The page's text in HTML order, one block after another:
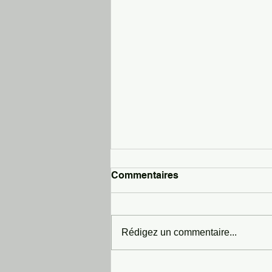
Commentaires
Rédigez un commentaire...